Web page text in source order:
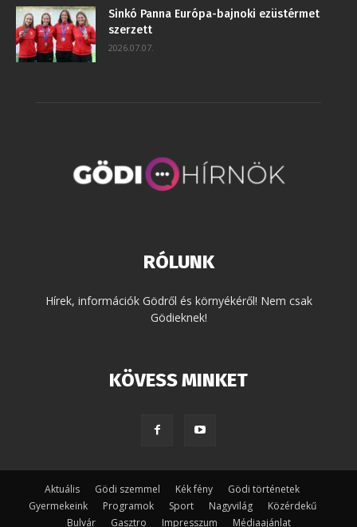
Sinkó Panna Európa-bajnoki ezüstérmet
szerzett
2026.07.07.
RÓLUNK
Hírek, információk Gödről és környékéről! Nem csak
Gödieknek!
KÖVESS MINKET
Aktuális Gödi szemmel Kék fény
Gödi történetek
Gyermekeink
Programok Sport Nagyvilág
Közérdekű
Bulvár
Gasztro Impresszum Médiaajánlat